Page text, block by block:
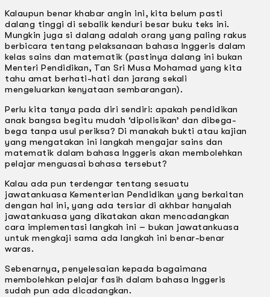
Kalaupun benar khabar angin ini, kita belum pasti
dalang tinggi di sebalik kenduri besar buku teks ini.
Mungkin juga si dalang adalah orang yang paling rakus
berbicara tentang pelaksanaan bahasa lnggeris dalam
kelas sains dan matematik (pastinya dalang ini bukan
Menteri Pendidikan, Tan Sri Musa Mohamad yang kita
tahu amat berhati-hati dan jarang sekali
mengeluarkan kenyataan sembarangan).
Perlu kita tanya pada diri sendiri: apakah pendidikan
anak bangsa begitu mudah ‘dipolisikan’ dan dibega-
bega tanpa usul periksa? Di manakah bukti atau kajian
yang mengatakan ini langkah mengajar sains dan
matematik dalam bahasa lnggeris akan membolehkan
pelajar menguasai bahasa tersebut?
Kalau ada pun terdengar tentang sesuatu
jawatankuasa Kementerian Pendidikan yang berkaitan
dengan hal ini, yang ada tersiar di akhbar hanyalah
jawatankuasa yang dikatakan akan mencadangkan
cara implementasi langkah ini – bukan jawatankuasa
untuk mengkaji sama ada langkah ini benar-benar
waras.
Sebenarnya, penyelesaian kepada bagaimana
membolehkan pelajar fasih dalam bahasa lnggeris
sudah pun ada dicadangkan.